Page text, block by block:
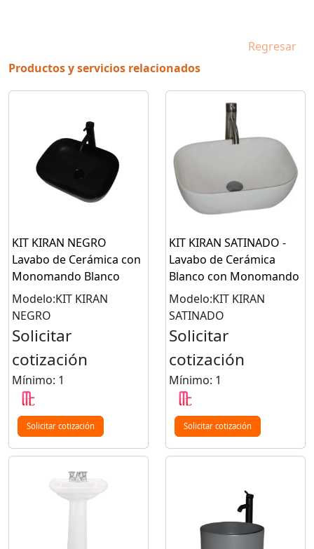
Regresar
Productos y servicios relacionados
KIT KIRAN NEGRO
Lavabo de Cerámica con
Monomando Blanco
Modelo:KIT KIRAN
NEGRO
Solicitar
cotización
Mínimo: 1
Solicitar cotización
KIT KIRAN SATINADO -
Lavabo de Cerámica
Blanco con Monomando
Modelo:KIT KIRAN
SATINADO
Solicitar
cotización
Mínimo: 1
Solicitar cotización